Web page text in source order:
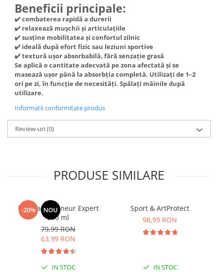
Beneficii principale:
✔️ combaterea rapidă a durerii
✔️ relaxează mușchii și articulațiile
✔️ susține mobilitatea și confortul zilnic
✔️ ideală după efort fizic sau leziuni sportive
✔️ textură ușor absorbabilă, fără senzație grasă
Se aplică o cantitate adecvată pe zona afectată și se
masează ușor până la absorbția completă. Utilizați de 1–2
ori pe zi, în funcție de necesități. Spălați mâinile după
utilizare.
Informatii conformitate produs
Review-uri(0)
PRODUSE SIMILARE
-20% NOU
Manhaē Draineur Expert
500 ml
79,99 RON
63,99 RON
IN STOC
Sport & ArtProtect
98,99 RON
IN STOC